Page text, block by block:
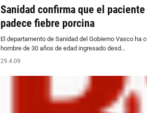
Sanidad confirma que el
padece fiebre porcina
El departamento de Sanidad del Gobierno Vasco ha
hombre de 30 años de edad ingresado desd…
29.4.09